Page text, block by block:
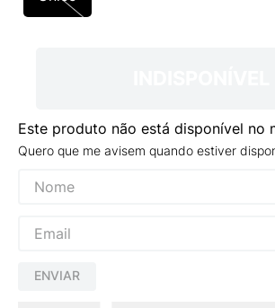
Este produto não está disponível no
Quero que me avisem quando estiver
ENVIAR
NEW 530